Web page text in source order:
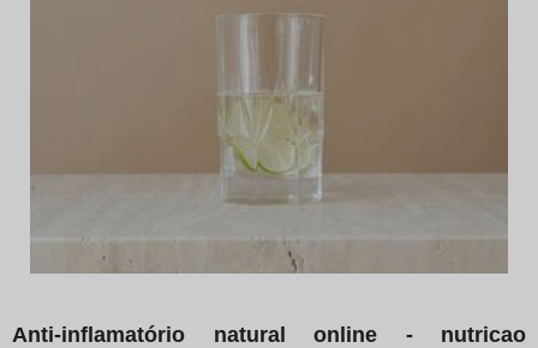
Anti-inflamatório natural online - nutricao